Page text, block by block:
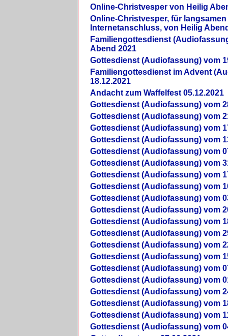
Online-Christvesper von Heilig
Online-Christvesper, für langsamen
Internetanschluss, von Heilig
Familiengottesdienst
Abend 2021
Gottesdienst (Audiofassung) vom
Familiengottesdienst im Advent
18.12.2021
Andacht zum Waffelfest 05.12.2021
Gottesdienst (Audiofassung) vom
Gottesdienst (Audiofassung) vom
Gottesdienst (Audiofassung) vom
Gottesdienst (Audiofassung) vom
Gottesdienst (Audiofassung) vom
Gottesdienst (Audiofassung) vom
Gottesdienst (Audiofassung) vom
Gottesdienst (Audiofassung) vom
Gottesdienst (Audiofassung) vom
Gottesdienst (Audiofassung) vom
Gottesdienst (Audiofassung) vom
Gottesdienst (Audiofassung) vom
Gottesdienst (Audiofassung) vom
Gottesdienst (Audiofassung) vom
Gottesdienst (Audiofassung) vom
Gottesdienst (Audiofassung) vom
Gottesdienst (Audiofassung) vom
Gottesdienst (Audiofassung) vom
Gottesdienst (Audiofassung) vom
Gottesdienst (Audiofassung) vom